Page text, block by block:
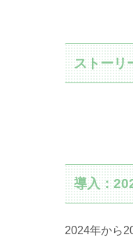
ストーリ
導入：
2024年から